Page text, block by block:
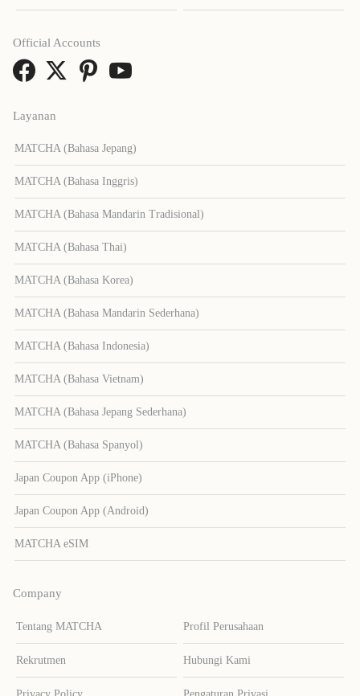
Layanan
MATCHA (Bahasa Jepang)
MATCHA (Bahasa Inggris)
MATCHA (Bahasa Mandarin Tradisional)
MATCHA (Bahasa Thai)
MATCHA (Bahasa Korea)
MATCHA (Bahasa Mandarin Sederhana)
MATCHA (Bahasa Indonesia)
MATCHA (Bahasa Vietnam)
MATCHA (Bahasa Jepang Sederhana)
MATCHA (Bahasa Spanyol)
Japan Coupon App (iPhone)
Japan Coupon App (Android)
MATCHA eSIM
Company
Tentang MATCHA Profil Perusahaan
Rekrutmen Hubungi Kami
Official Accounts